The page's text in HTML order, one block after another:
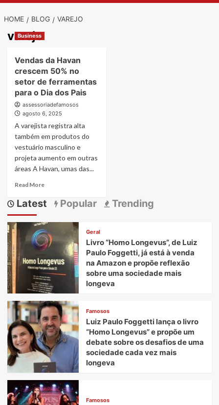
HOME BLOG VAREJO
varejo
Business
Vendas da Havan
crescem 50% no
setor de ferramentas
para o Dia dos Pais
assessoriadefamosos
agosto 6, 2025
A varejista registra alta
também em produtos do
vestuário masculino e
projeta aumento em outras
áreas A Havan, umas das...
Read MoreRead
about
da
Havan
crescem
50%
no
setor
de
ferramentas
para
o
Dia
dos
Pais
Latest Popular Trending
Geral
Livro “Homo Longevus”, de Luiz
Paulo Foggetti, já está à venda
na Amazon e propõe reflexão
sobre uma sociedade mais
longeva
Famosos
Luiz Paulo Foggetti lança o livro
“Homo Longevus” e propõe um
debate sobre os desafios de uma
sociedade cada vez mais
longeva
Famosos